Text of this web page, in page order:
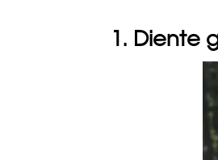
1. Diente